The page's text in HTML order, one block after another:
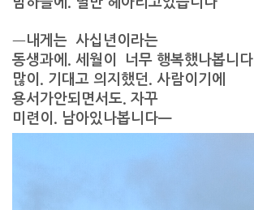
ㅡ내게는 사십년이라는
동생과에. 세월이 너무 행복했나봅니다
많이. 기대고 의지했던. 사람이기에
용서가안되면서도. 자꾸
미련이. 남아있나봅니다ㅡ